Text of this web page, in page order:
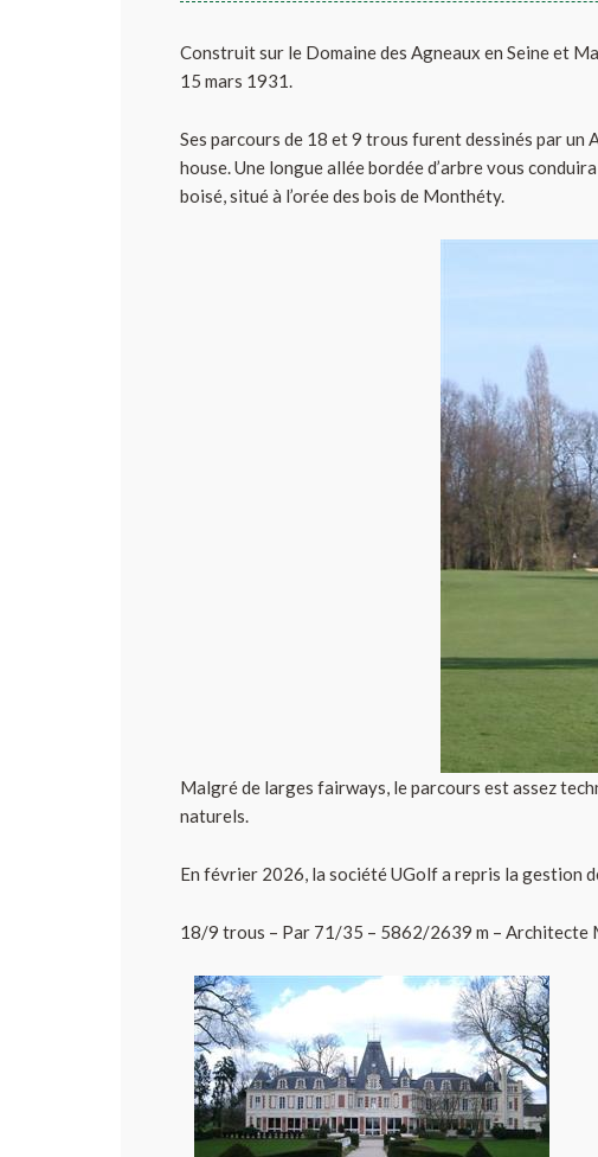
Construit sur le Domaine des Agneaux en Seine et
15 mars 1931.
Ses parcours de 18 et 9 trous furent dessinés par un
house. Une longue allée bordée d’arbre vous
boisé, situé à l’orée des bois de Monthéty.
Malgré de larges fairways, le parcours est assez
naturels.
En février 2026, la société UGolf a repris la gestion
18/9 trous – Par 71/35 – 5862/2639 m – Architecte